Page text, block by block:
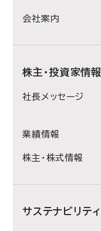
会社案内
株主・投資家情報
社長メッセージ
業績情報
株主・株式情報
サステナビリティ